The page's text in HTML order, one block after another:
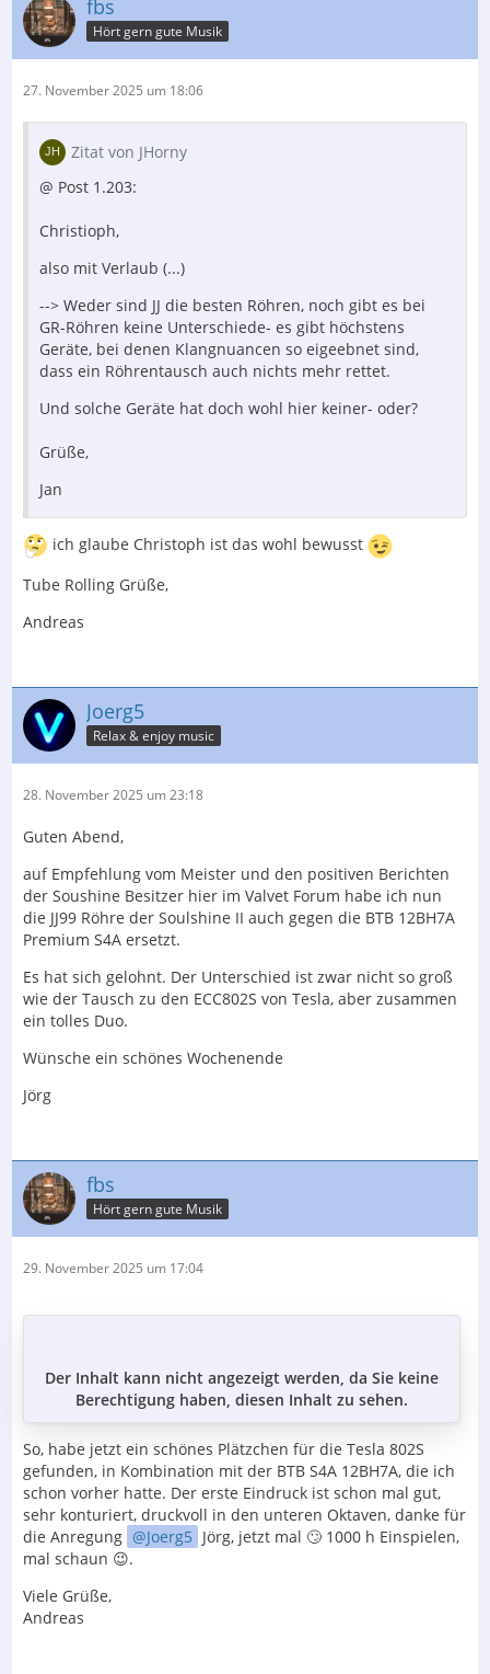
fbs
Hört gern gute Musik
27. November 2025 um 18:06
Zitat von JHorny
@ Post 1.203:
Christioph,
also mit Verlaub (...)
--> Weder sind JJ die besten Röhren, noch gibt es bei
GR-Röhren keine Unterschiede- es gibt höchstens
Geräte, bei denen Klangnuancen so eigeebnet sind,
dass ein Röhrentausch auch nichts mehr rettet.
Und solche Geräte hat doch wohl hier keiner- oder?
Grüße,
Jan
ich glaube Christoph ist das wohl bewusst
Tube Rolling Grüße,
Andreas
Joerg5
Relax & enjoy music
28. November 2025 um 23:18
Guten Abend,
auf Empfehlung vom Meister und den positiven Berichten
der Soushine Besitzer hier im Valvet Forum habe ich nun
die JJ99 Röhre der Soulshine II auch gegen die BTB 12BH7A
Premium S4A ersetzt.
Es hat sich gelohnt. Der Unterschied ist zwar nicht so groß
wie der Tausch zu den ECC802S von Tesla, aber zusammen
ein tolles Duo.
Wünsche ein schönes Wochenende
Jörg
fbs
Hört gern gute Musik
29. November 2025 um 17:04
Der Inhalt kann nicht angezeigt werden, da Sie keine
Berechtigung haben, diesen Inhalt zu sehen.
So, habe jetzt ein schönes Plätzchen für die Tesla 802S
gefunden, in Kombination mit der BTB S4A 12BH7A, die ich
schon vorher hatte. Der erste Eindruck ist schon mal gut,
sehr konturiert, druckvoll in den unteren Oktaven, danke für
die Anregung
Joerg5 Jörg, jetzt mal 🙄 1000 h Einspielen,
mal schaun 😉.
Viele Grüße,
Andreas